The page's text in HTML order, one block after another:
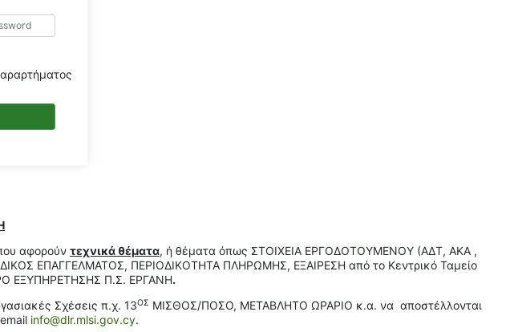
αφορούν τεχνικά θέματα, ή θέματα όπως ΣΤΟΙΧΕΙΑ ΕΡΓΟΔΟΤΟΥΜΕΝΟΥ (ΑΔΤ, ΑΚΑ ,
ΕΠΑΓΓΕΛΜΑΤΟΣ, ΠΕΡΙΟΔΙΚΟΤΗΤΑ ΠΛΗΡΩΜΗΣ, ΕΞΑΙΡΕΣΗ από το Κεντρικό Ταμείο
ΕΞΥΠΗΡΕΤΗΣΗΣ Π.Σ. ΕΡΓΑΝΗ.
Σχέσεις π.χ. 13ΟΣ ΜΙΣΘΟΣ/ΠΟΣΟ, ΜΕΤΑΒΛΗΤΟ ΩΡΑΡΙΟ κ.α. να αποστέλλονται
info@dlr.mlsi.gov.cy.